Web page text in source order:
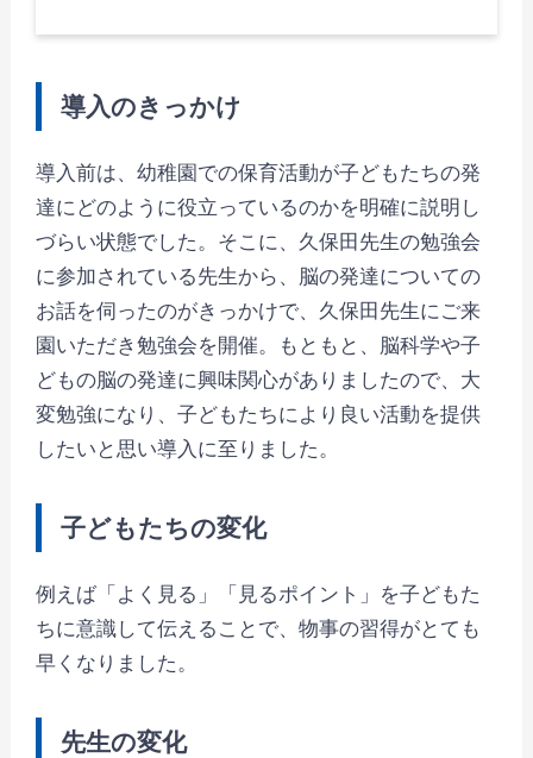
導入のきっかけ
導入前は、幼稚園での保育活動が子どもたちの発
達にどのように役立っているのかを明確に説明し
づらい状態でした。そこに、久保田先生の勉強会
に参加されている先生から、脳の発達についての
お話を伺ったのがきっかけで、久保田先生にご来
園いただき勉強会を開催。もともと、脳科学や子
どもの脳の発達に興味関心がありましたので、大
変勉強になり、子どもたちにより良い活動を提供
したいと思い導入に至りました。
子どもたちの変化
例えば「よく見る」「見るポイント」を子どもた
ちに意識して伝えることで、物事の習得がとても
早くなりました。
先生の変化